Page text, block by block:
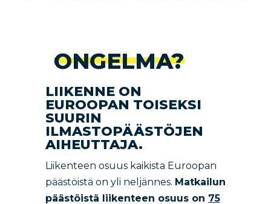
ONGELMA?
LIIKENNE ON
EUROOPAN TOISEKSI
SUURIN
ILMASTOPÄÄSTÖJEN
AIHEUTTAJA.
Liikenteen osuus kaikista Euroopan
päästöistä on yli neljännes. Matkailun
päästöistä liikenteen osuus on 75